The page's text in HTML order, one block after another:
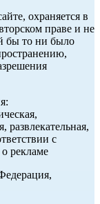
охраняется в
праве и не
бы то ни было
развлекательная,
с
рекламе